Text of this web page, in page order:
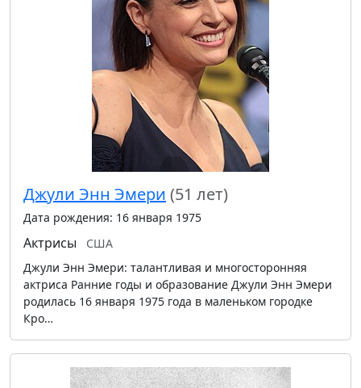
Джули Энн Эмери (51 лет)
Дата рождения: 16 января 1975
Актрисы
США
Джули Энн Эмери: талантливая и многосторонняя
актриса Ранние годы и образование Джули Энн Эмери
родилась 16 января 1975 года в маленьком городке
Кро…